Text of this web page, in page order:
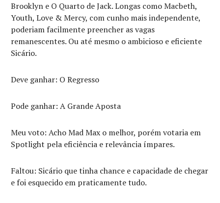
Brooklyn e O Quarto de Jack. Longas como Macbeth,
Youth, Love & Mercy, com cunho mais independente,
poderiam facilmente preencher as vagas
remanescentes. Ou até mesmo o ambicioso e eficiente
Sicário.
Deve ganhar: O Regresso
Pode ganhar: A Grande Aposta
Meu voto: Acho Mad Max o melhor, porém votaria em
Spotlight pela eficiência e relevância ímpares.
Faltou: Sicário que tinha chance e capacidade de chegar
e foi esquecido em praticamente tudo.